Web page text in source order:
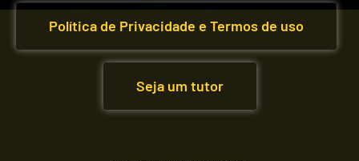
Política de Privacidade e Termos de uso
Seja um tutor